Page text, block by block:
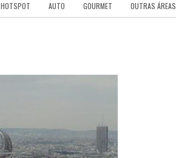
HOTSPOT AUTO GOURMET OUTRAS ÁREAS